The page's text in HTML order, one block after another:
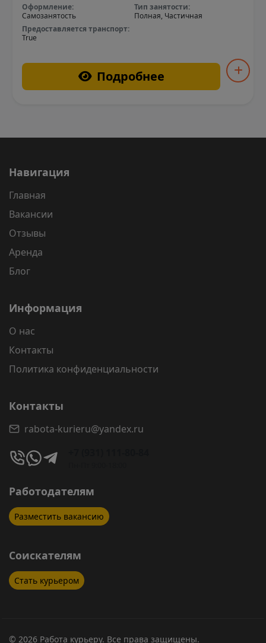
Оформление:
Самозанятость
Тип занятости:
Полная, Частичная
Предоставляется транспорт:
True
Подробнее
Навигация
Главная
Вакансии
Отзывы
Аренда
Блог
Информация
О нас
Контакты
Политика конфиденциальности
Контакты
rabota-kurieru@yandex.ru
Работодателям
Разместить вакансию
Соискателям
Стать курьером
© 2026 Работа курьеру. Все права защищены.